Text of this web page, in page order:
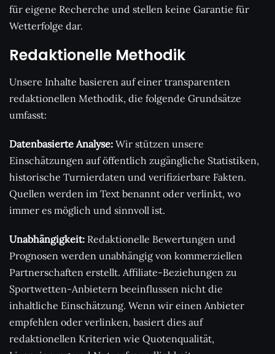
für eigene Recherche und stellen keine Garantie für
Wetterfolge dar.
Redaktionelle Methodik
Unsere Inhalte basieren auf einer transparenten
redaktionellen Methodik, die folgende Grundsätze
umfasst:
Datenbasierte Analyse: Wir stützen unsere
Einschätzungen auf öffentlich zugängliche Statistiken,
historische Turnierdaten und verifizierbare Fakten.
Quellen werden im Text benannt oder verlinkt, wo
immer es möglich und sinnvoll ist.
Unabhängigkeit: Redaktionelle Bewertungen und
Prognosen werden unabhängig von kommerziellen
Partnerschaften erstellt. Affiliate-Beziehungen zu
Sportwetten-Anbietern beeinflussen nicht die
inhaltliche Einschätzung. Wenn wir einen Anbieter
empfehlen oder verlinken, basiert dies auf
redaktionellen Kriterien wie Quotenqualität,